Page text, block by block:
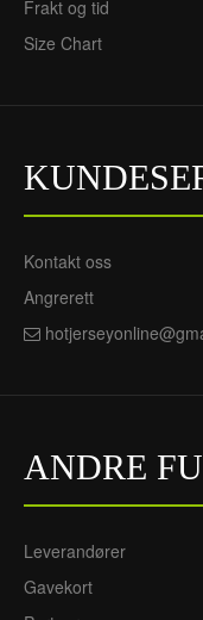
Frakt og tid
Size Chart
Kontakt oss
Angrerett
ANDRE
Leverandører
Gavekort